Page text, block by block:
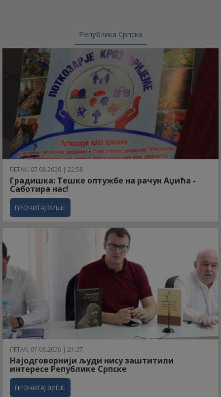
Република Српска
ПЕТАК, 07.08.2026 | 22:56
Градишка: Тешке оптужбе на рачун Аџића -
Саботира нас!
ПРОЧИТАЈ ВИШЕ
ПЕТАК, 07.08.2026 | 21:27
Најодговорнији људи нису заштитили
интересе Републике Српске
ПРОЧИТАЈ ВИШЕ